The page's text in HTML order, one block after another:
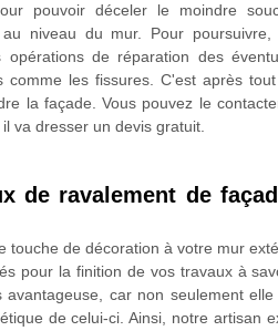
pouvoir déceler le moindre
au niveau du mur. Pour
opérations de réparation des
comme les fissures. C'est après
la façade. Vous pouvez le
va dresser un devis gratuit.
de ravalement de
touche de décoration à votre mur
pour la finition de vos travaux à
car non seulement elle
de celui-ci. Ainsi, notre artisan